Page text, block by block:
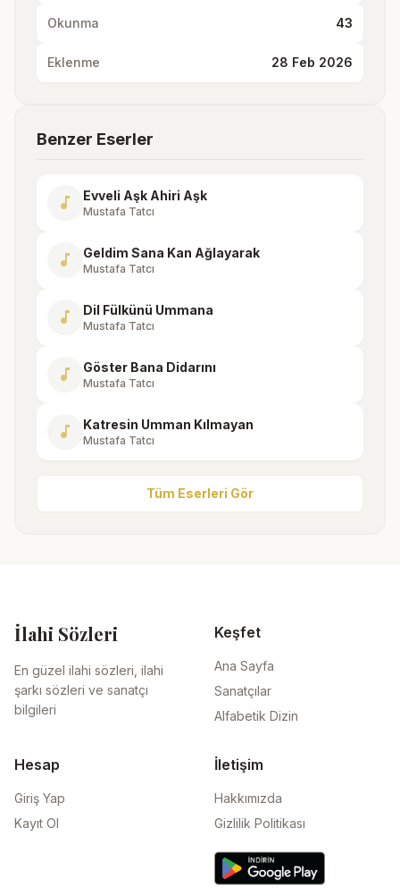
Okunma 43
Eklenme 28 Feb 2026
Benzer Eserler
music_note Evveli Aşk Ahiri Aşk
Mustafa Tatcı
music_note Geldim Sana Kan Ağlayarak
Mustafa Tatcı
music_note Dil Fülkünü Ummana
Mustafa Tatcı
music_note Göster Bana Didarını
Mustafa Tatcı
music_note Katresin Umman Kılmayan
Mustafa Tatcı
Tüm Eserleri Gör
İlahi Sözleri
En güzel ilahi sözleri, ilahi
şarkı sözleri ve sanatçı
bilgileri
Keşfet
Ana Sayfa
Sanatçılar
Alfabetik Dizin
Hesap
Giriş Yap
Kayıt Ol
İletişim
Hakkımızda
Gizlilik Politikası